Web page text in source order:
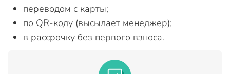
переводом с карты;
по QR-коду (высылает менеджер);
в рассрочку без первого взноса.